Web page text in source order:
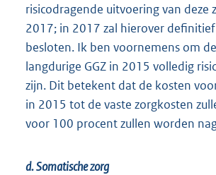
risicodragende uitvoering van deze
2017; in 2017 zal hierover
besloten. Ik ben voornemens om
langdurige GGZ in 2015 volledig
zijn. Dit betekent dat de kosten
in 2015 tot de vaste zorgkosten
voor 100 procent zullen worden
d. Somatische zorg